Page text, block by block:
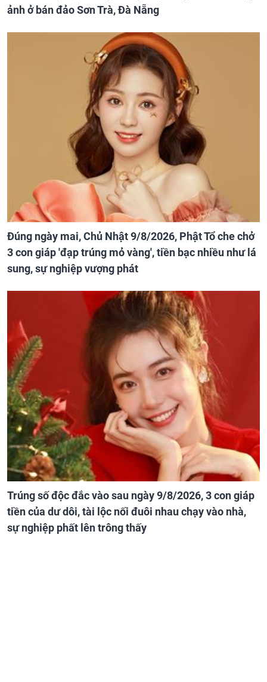
ảnh ở bán đảo Sơn Trà, Đà Nẵng
Đúng ngày mai, Chủ Nhật 9/8/2026, Phật Tổ che chở
3 con giáp 'đạp trúng mỏ vàng', tiền bạc nhiều như lá
sung, sự nghiệp vượng phát
Trúng số độc đắc vào sau ngày 9/8/2026, 3 con giáp
tiền của dư dôi, tài lộc nối đuôi nhau chạy vào nhà,
sự nghiệp phất lên trông thấy